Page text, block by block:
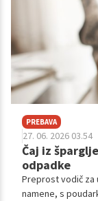
PREBAVA
27. 06. 2026 03.54
Čaj iz
odpadke
Preprost vodič za
namene, s